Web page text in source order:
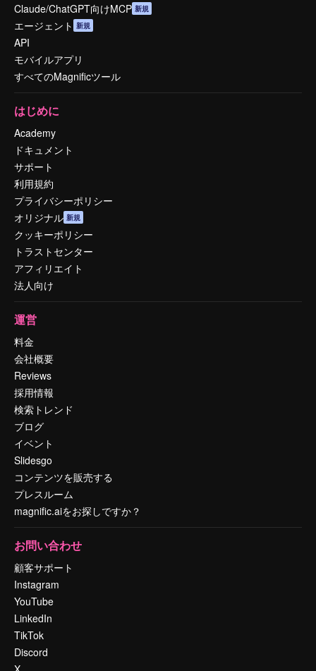
Claude/ChatGPT向けMCP 新規
エージェント 新規
API
モバイルアプリ
すべてのMagnificツール
はじめに
Academy
ドキュメント
サポート
利用規約
プライバシーポリシー
オリジナル 新規
クッキーポリシー
トラストセンター
アフィリエイト
法人向け
運営
料金
会社概要
Reviews
採用情報
検索トレンド
ブログ
イベント
Slidesgo
コンテンツを販売する
プレスルーム
magnific.aiをお探しですか？
お問い合わせ
顧客サポート
Instagram
YouTube
LinkedIn
TikTok
Discord